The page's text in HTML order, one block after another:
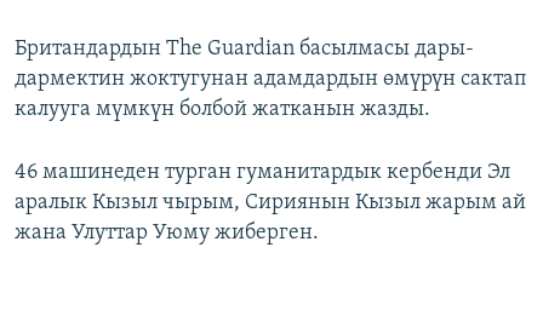
Британдардын The Guardian басылмасы дары-
дармектин жоктугунан адамдардын өмүрүн сактап
калууга мүмкүн болбой жатканын жазды.
46 машинеден турган гуманитардык кербенди Эл
аралык Кызыл чырым, Сириянын Кызыл жарым ай
жана Улуттар Уюму жиберген.